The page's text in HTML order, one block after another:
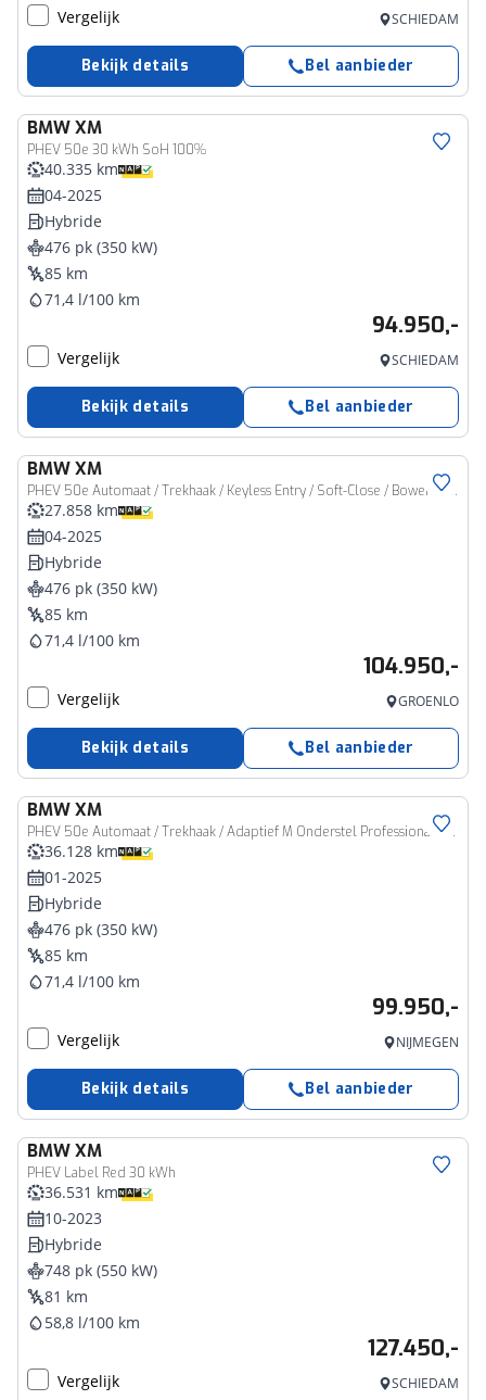
Vergelijk SCHIEDAM
Bekijk details Bel aanbieder
BMWXM
PHEV 50e 30 kWh SoH 100%
40.335 km
04-2025
Hybride
476 pk (350 kW)
85 km
71,4 l/100 km
94.950,-
Vergelijk SCHIEDAM
Bekijk details Bel aanbieder
BMWXM
PHEV 50e Automaat / Trekhaak / Keyless Entry / Soft-Close / Bowers & Wilkins / Massagestoelen / Stoelverwarming / 360gr Parkeercamera
27.858 km
04-2025
Hybride
476 pk (350 kW)
85 km
71,4 l/100 km
104.950,-
Vergelijk GROENLO
Bekijk details Bel aanbieder
BMWXM
PHEV 50e Automaat / Trekhaak / Adaptief M Onderstel Professional / Massagefunctie / Soft-Close / Parking Assistant Plus / Comfort Access
36.128 km
01-2025
Hybride
476 pk (350 kW)
85 km
71,4 l/100 km
99.950,-
Vergelijk NIJMEGEN
Bekijk details Bel aanbieder
BMWXM
PHEV Label Red 30 kWh
36.531 km
10-2023
Hybride
748 pk (550 kW)
81 km
58,8 l/100 km
127.450,-
Vergelijk SCHIEDAM